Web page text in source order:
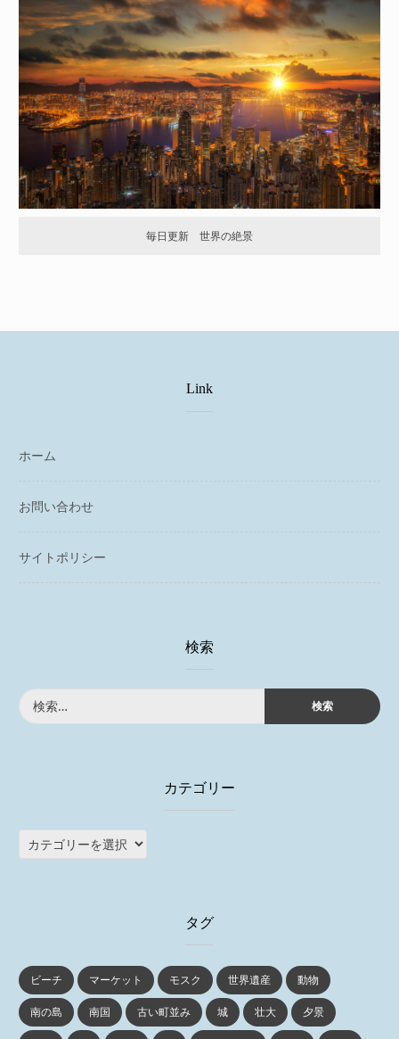
毎日更新 世界の絶景
Link
ホーム
お問い合わせ
サイトポリシー
検索
索:
カテゴリー
カ
タグ
ビーチ マーケット モスク 世界遺産 動物
南の島 南国 古い町並み 城 壮大 夕景